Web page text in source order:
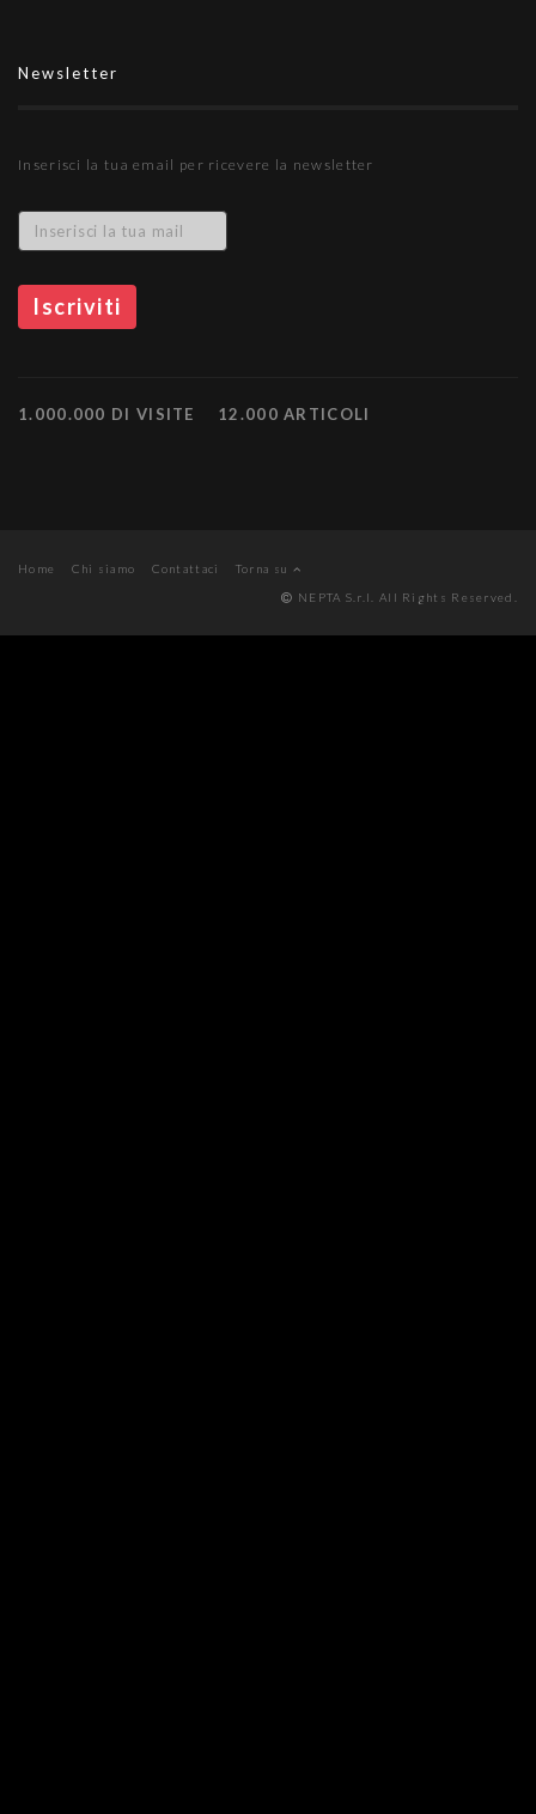
Newsletter
Inserisci la tua email per ricevere la newsletter
1.000.000 DI VISITE 12.000 ARTICOLI
Home Chi siamo Contattaci
Torna su
NEPTA S.r.l. All Rights Reserved.